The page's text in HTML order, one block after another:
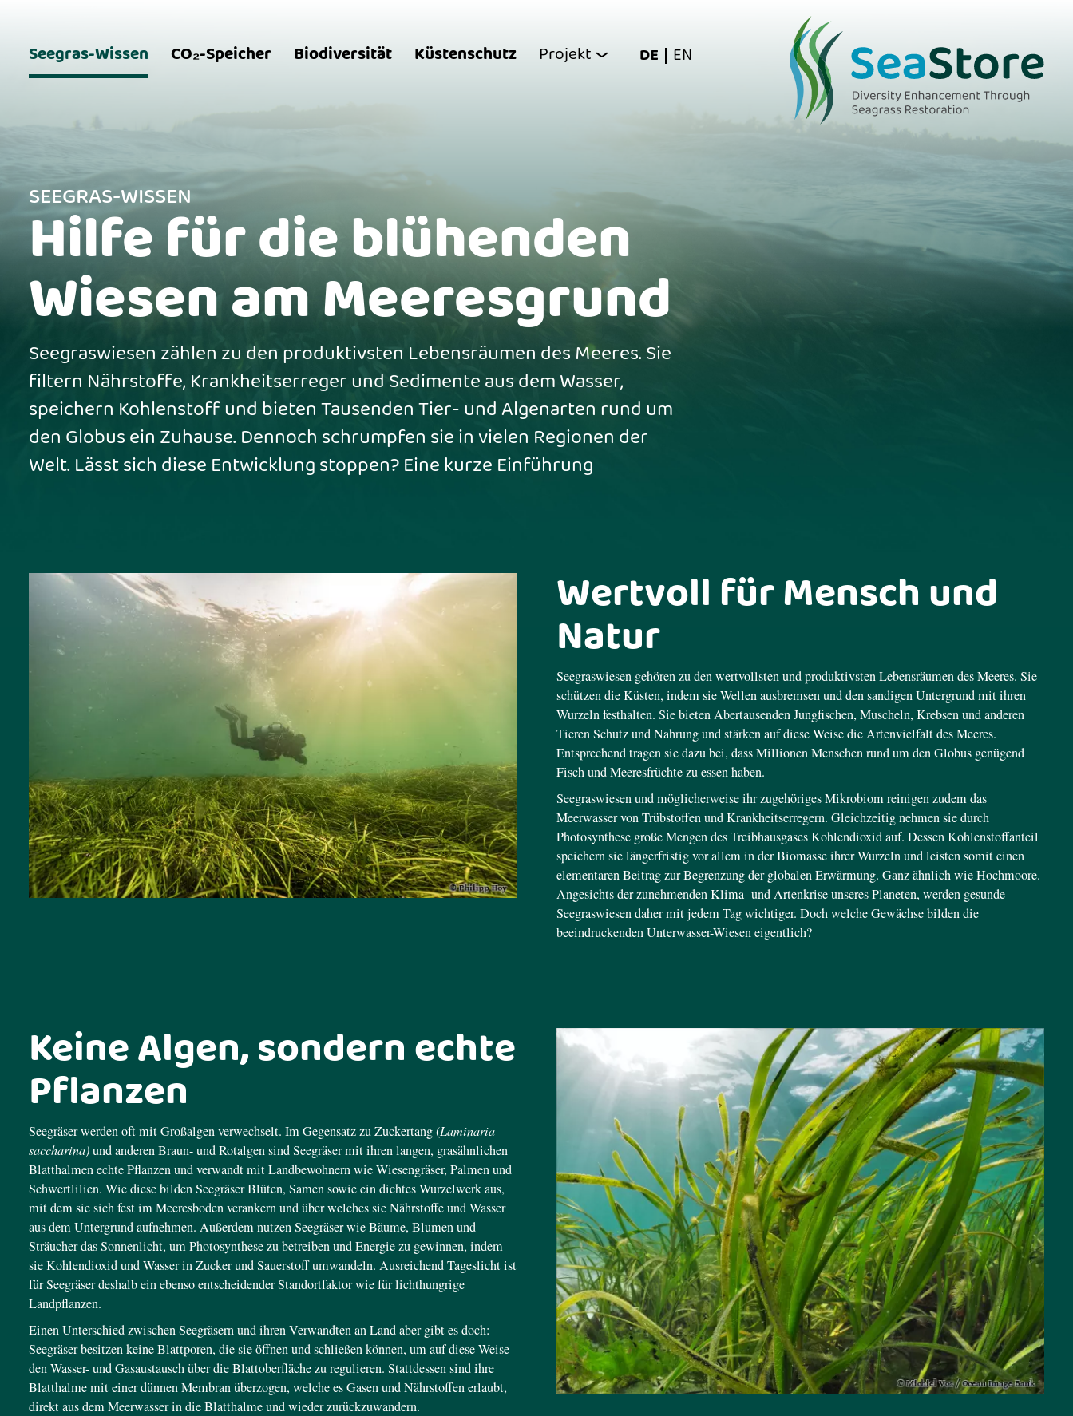
Seegras-Wissen CO₂-Speicher Biodiversität Küstenschutz Projekt DE EN
SEEGRAS-WISSEN
Hilfe für die blühenden
Wiesen am Meeresgrund
Seegraswiesen zählen zu den produktivsten Lebensräumen des Meeres. Sie
filtern Nährstoffe, Krankheitserreger und Sedimente aus dem Wasser,
speichern Kohlenstoff und bieten Tausenden Tier- und Algenarten rund um
den Globus ein Zuhause. Dennoch schrumpfen sie in vielen Regionen der
Welt. Lässt sich diese Entwicklung stoppen? Eine kurze Einführung
Wertvoll für Mensch und
Natur
Seegraswiesen gehören zu den wertvollsten und produktivsten Lebensräumen des Meeres. Sie
schützen die Küsten, indem sie Wellen ausbremsen und den sandigen Untergrund mit ihren
Wurzeln festhalten. Sie bieten Abertausenden Jungfischen, Muscheln, Krebsen und anderen
Tieren Schutz und Nahrung und stärken auf diese Weise die Artenvielfalt des Meeres.
Entsprechend tragen sie dazu bei, dass Millionen Menschen rund um den Globus genügend
Fisch und Meeresfrüchte zu essen haben.
Seegraswiesen und möglicherweise ihr zugehöriges Mikrobiom reinigen zudem das
Meerwasser von Trübstoffen und Krankheitserregern. Gleichzeitig nehmen sie durch
Photosynthese große Mengen des Treibhausgases Kohlendioxid auf. Dessen Kohlenstoffanteil
speichern sie längerfristig vor allem in der Biomasse ihrer Wurzeln und leisten somit einen
elementaren Beitrag zur Begrenzung der globalen Erwärmung. Ganz ähnlich wie Hochmoore.
Angesichts der zunehmenden Klima- und Artenkrise unseres Planeten, werden gesunde
Seegraswiesen daher mit jedem Tag wichtiger. Doch welche Gewächse bilden die
beeindruckenden Unterwasser-Wiesen eigentlich?
Keine Algen, sondern echte
Pflanzen
Seegräser werden oft mit Großalgen verwechselt. Im Gegensatz zu Zuckertang (Laminaria
saccharina)und anderen Braun- und Rotalgen sind Seegräser mit ihren langen, grasähnlichen
Blatthalmen echte Pflanzen und verwandt mit Landbewohnern wie Wiesengräser, Palmen und
Schwertlilien. Wie diese bilden Seegräser Blüten, Samen sowie ein dichtes Wurzelwerk aus,
mit dem sie sich fest im Meeresboden verankern und über welches sie Nährstoffe und Wasser
aus dem Untergrund aufnehmen. Außerdem nutzen Seegräser wie Bäume, Blumen und
Sträucher das Sonnenlicht, um Photosynthese zu betreiben und Energie zu gewinnen, indem
sie Kohlendioxid und Wasser in Zucker und Sauerstoff umwandeln. Ausreichend Tageslicht ist
für Seegräser deshalb ein ebenso entscheidender Standortfaktor wie für lichthungrige
Landpflanzen.
Einen Unterschied zwischen Seegräsern und ihren Verwandten an Land aber gibt es doch:
Seegräser besitzen keine Blattporen, die sie öffnen und schließen können, um auf diese Weise
den Wasser- und Gasaustausch über die Blattoberfläche zu regulieren. Stattdessen sind ihre
Blatthalme mit einer dünnen Membran überzogen, welche es Gasen und Nährstoffen erlaubt,
direkt aus dem Meerwasser in die Blatthalme und wieder zurückzuwandern.